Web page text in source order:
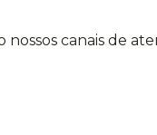
canais de